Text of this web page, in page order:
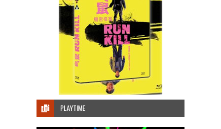
PLAYTIME